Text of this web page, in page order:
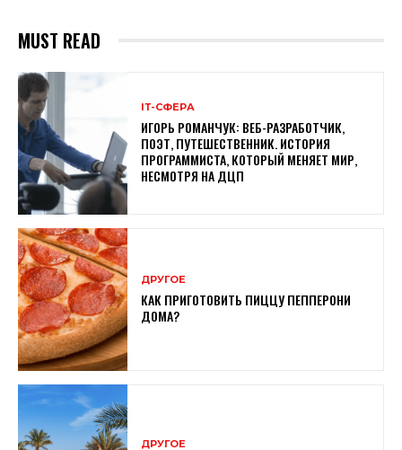
MUST READ
ІТ-СФЕРА
ИГОРЬ РОМАНЧУК: ВЕБ-РАЗРАБОТЧИК,
ПОЭТ, ПУТЕШЕСТВЕННИК. ИСТОРИЯ
ПРОГРАММИСТА, КОТОРЫЙ МЕНЯЕТ МИР,
НЕСМОТРЯ НА ДЦП
ДРУГОЕ
КАК ПРИГОТОВИТЬ ПИЦЦУ ПЕППЕРОНИ
ДОМА?
ДРУГОЕ